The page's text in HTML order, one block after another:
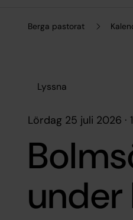
Berga pastorat
Lyssna
lördag 25 juli 2026 ·
under